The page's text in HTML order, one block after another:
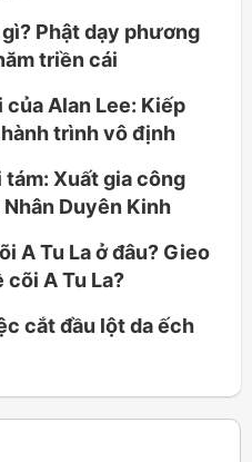
Phật dạy phương
triền cái
của Alan Lee: Kiếp
trình vô định
Xuất gia công
Duyên Kinh
A Tu La ở đâu? Gieo
cõi A Tu La?
cắt đầu lột da ếch